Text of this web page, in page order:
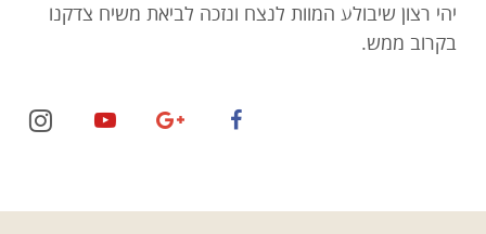
יהי רצון שיבולע המוות לנצח ונזכה לביאת משיח צדקנו
בקרוב ממש.